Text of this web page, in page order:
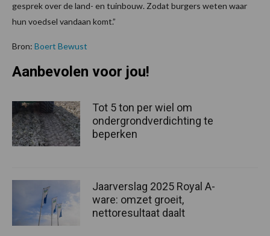
gesprek over de land- en tuinbouw. Zodat burgers weten waar
hun voedsel vandaan komt.”
Bron: Boert Bewust
Aanbevolen voor jou!
Tot 5 ton per wiel om
ondergrondverdichting te
beperken
Jaarverslag 2025 Royal A-
ware: omzet groeit,
nettoresultaat daalt